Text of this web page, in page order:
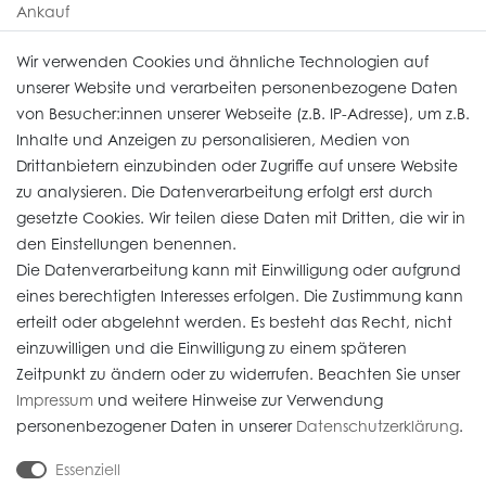
Ankauf
Uhren Service
Vertrag widerrufen
Informationen
Widerrufs­recht
Impressum
AGB
Wir verwenden Cookies und ähnliche Technologien auf
unserer Website und verarbeiten personenbezogene Daten
von Besucher:innen unserer Webseite (z.B. IP-Adresse), um z.B.
Inhalte und Anzeigen zu personalisieren, Medien von
Drittanbietern einzubinden oder Zugriffe auf unsere Website
zu analysieren. Die Datenverarbeitung erfolgt erst durch
gesetzte Cookies. Wir teilen diese Daten mit Dritten, die wir in
den Einstellungen benennen.
Die Datenverarbeitung kann mit Einwilligung oder aufgrund
eines berechtigten Interesses erfolgen. Die Zustimmung kann
erteilt oder abgelehnt werden. Es besteht das Recht, nicht
einzuwilligen und die Einwilligung zu einem späteren
Zeitpunkt zu ändern oder zu widerrufen. Beachten Sie unser
Impressum und weitere Hinweise zur Verwendung
personenbezogener Daten in unserer Daten­schutz­erklärung.
Essenziell